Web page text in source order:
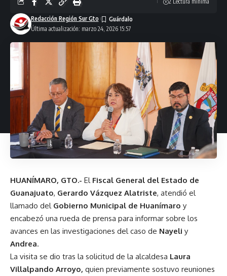
Última actualización: marzo 24, 2026 15:57
Redacción Región Sur Gto
HUANÍMARO, GTO.- El Fiscal General del Estado de
Guanajuato, Gerardo Vázquez Alatriste, atendió el
llamado del Gobierno Municipal de Huanímaro y
encabezó una rueda de prensa para informar sobre los
avances en las investigaciones del caso de Nayeli y
Andrea.
La visita se dio tras la solicitud de la alcaldesa Laura
Villalpando Arroyo, quien previamente sostuvo reuniones